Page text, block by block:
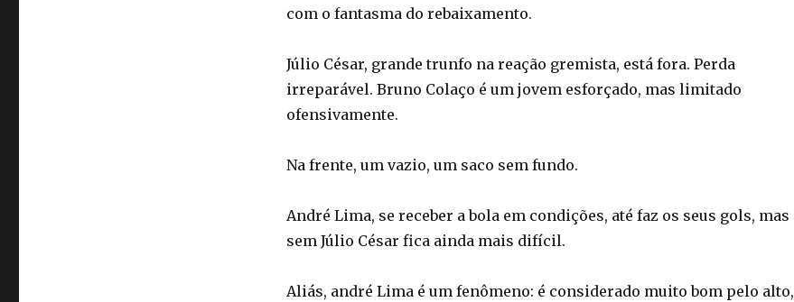
com o fantasma do rebaixamento.
Júlio César, grande trunfo na reação gremista, está fora. Perda
irreparável. Bruno Colaço é um jovem esforçado, mas limitado
ofensivamente.
Na frente, um vazio, um saco sem fundo.
André Lima, se receber a bola em condições, até faz os seus gols, mas
sem Júlio César fica ainda mais difícil.
Aliás, andré Lima é um fenômeno: é considerado muito bom pelo alto,